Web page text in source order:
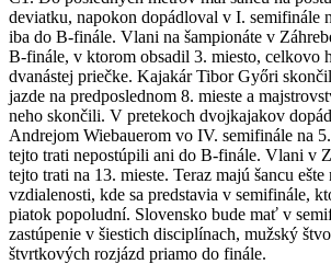
deviatku, napokon dopádloval v I. semifinále
iba do B-finále. Vlani na šampionáte v
B-finále, v ktorom obsadil 3. miesto, celkovo
dvanástej priečke. Kajakár Tibor Győri
jazde na predposlednom 8. mieste a
neho skončili. V pretekoch dvojkajakov
Andrejom Wiebauerom vo IV. semifinále na
tejto trati nepostúpili ani do B-finále. Vlani v
tejto trati na 13. mieste. Teraz majú šancu
vzdialenosti, kde sa predstavia v semifinále,
piatok popoludní. Slovensko bude mať v
zastúpenie v šiestich disciplínach, mužský
štvrtkových rozjázd priamo do finále.